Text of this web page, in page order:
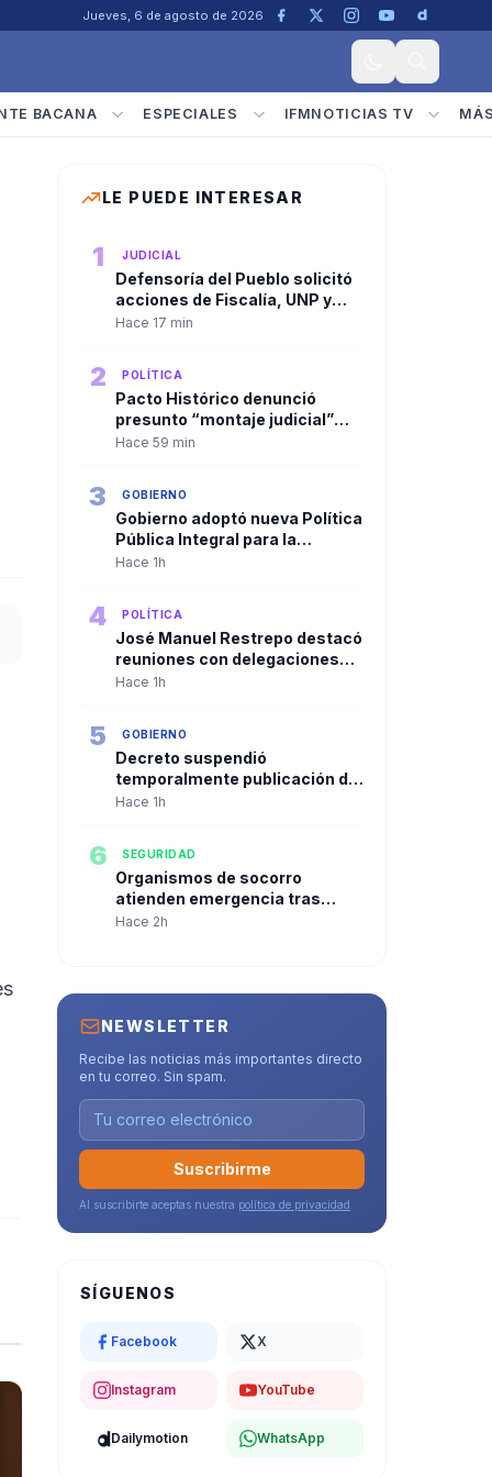
Jueves, 6 de agosto de 2026
BACANA ESPECIALES IFMNOTICIAS TV
LE PUEDE INTERESAR
1 JUDICIAL
Defensoría del Pueblo solicitó
acciones de Fiscalía, UNP y
plataformas digitales frente a
Hace 17 min
2 POLÍTICA
Pacto Histórico denunció
presunto “montaje judicial”
contra Gustavo Petro e Iván
Hace 59 min
3 GOBIERNO
Gobierno adoptó nueva Política
Pública Integral para la
búsqueda e identificación de
Hace 1h
4 POLÍTICA
José Manuel Restrepo destacó
reuniones con delegaciones
internacionales y planteó a
artificial en Colombia
Hace 1h
5 GOBIERNO
Decreto suspendió
temporalmente publicación de
hojas de vida y pruebas
Hace 1h
6 SEGURIDAD
Organismos de socorro
atienden emergencia tras
explosión en una mina de
Hace 2h
NEWSLETTER
Recibe las noticias más importantes directo
en tu correo. Sin spam.
Suscribirme
Al suscribirte aceptas nuestra política de privacidad
SÍGUENOS
Facebook X
Instagram YouTube
Dailymotion WhatsApp